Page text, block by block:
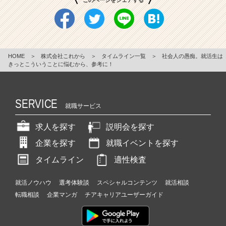
HOME ＞ 株式会社これから ＞ タイムライン一覧 ＞
社会人の愚痴。就活生は
きっとこういうことに悩むから、参考に！
SERVICE 就職サービス
求人を探す
説明会を探す
企業を探す
就職イベントを探す
タイムライン
適性検査
就活ノウハウ 選考体験談 スペシャルコンテンツ
就活相談
転職相談
企業マンガ チアキャリアユーザーガイド